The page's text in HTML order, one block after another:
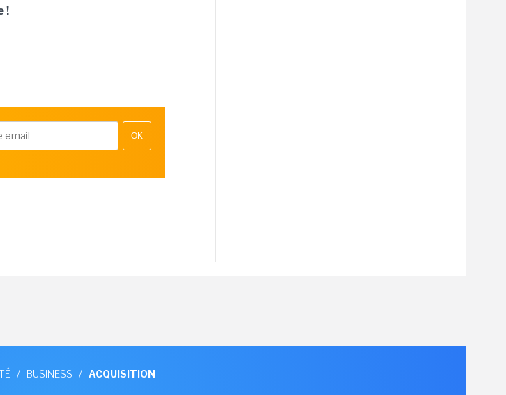
!
OK
/ BUSINESS / ACQUISITION